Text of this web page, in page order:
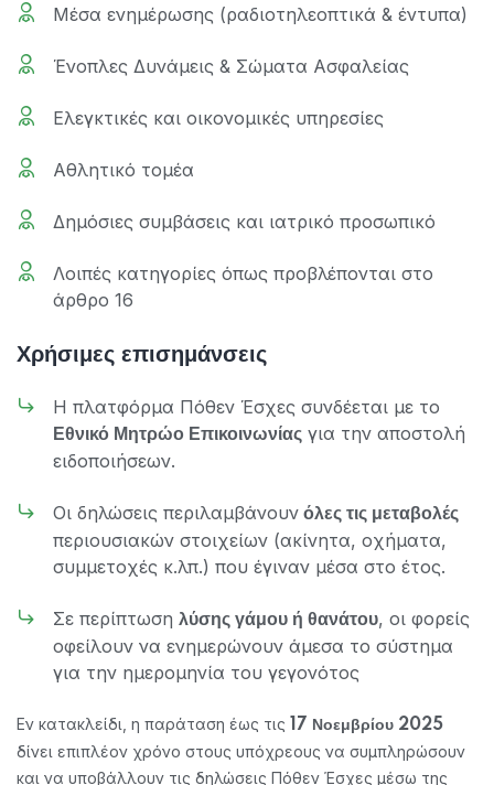
Μέσα ενημέρωσης (ραδιοτηλεοπτικά & έντυπα)
Ένοπλες Δυνάμεις & Σώματα Ασφαλείας
Ελεγκτικές και οικονομικές υπηρεσίες
Αθλητικό τομέα
Δημόσιες συμβάσεις και ιατρικό προσωπικό
Λοιπές κατηγορίες όπως προβλέπονται στο
άρθρο 16
Χρήσιμες επισημάνσεις
Η πλατφόρμα Πόθεν Έσχες συνδέεται με το
Εθνικό Μητρώο Επικοινωνίας για την αποστολή
ειδοποιήσεων.
Οι δηλώσεις περιλαμβάνουν όλες τις μεταβολές
περιουσιακών στοιχείων (ακίνητα, οχήματα,
συμμετοχές κ.λπ.) που έγιναν μέσα στο έτος.
Σε περίπτωση λύσης γάμου ή θανάτου, οι φορείς
οφείλουν να ενημερώνουν άμεσα το σύστημα
για την ημερομηνία του γεγονότος
Εν κατακλείδι, η παράταση έως τις 17 Νοεμβρίου 2025
δίνει επιπλέον χρόνο στους υπόχρεους να συμπληρώσουν
και να υποβάλλουν τις δηλώσεις Πόθεν Έσχες μέσω της